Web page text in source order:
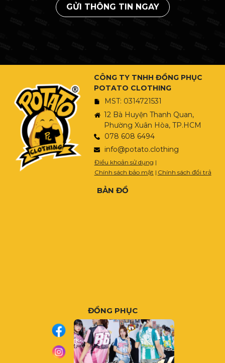
GỬI THÔNG TIN NGAY
CÔNG TY TNHH ĐỒNG PHỤC
POTATO CLOTHING
MST: 0314721531
12 Bà Huyện Thanh Quan,
Phường Xuân Hòa, TP.HCM
078 608 6494
info@potato.clothing
Điều khoản sử dụng |
Chính sách bảo mật | Chính sách đổi trả
BẢN ĐỒ
ĐỒNG PHỤC